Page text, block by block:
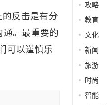
反击是有分
。最重要的
可以谨慎乐
攻略
教育
文化
新闻
旅游
时尚
智能